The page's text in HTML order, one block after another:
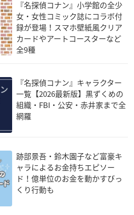
『名探偵コナン』小学館の全少
女・女性コミック誌にコラボ付
録が登場！スマホ壁紙風クリア
カードやアートコースターなど
全9種
『名探偵コナン』キャラクター
一覧【2026最新版】黒ずくめの
組織・FBI・公安・赤井家まで全
網羅
跡部景吾・鈴木園子など富豪キ
ャラによるお金持ちエピソー
ド！億単位のお金を動かすびっ
くり行動も